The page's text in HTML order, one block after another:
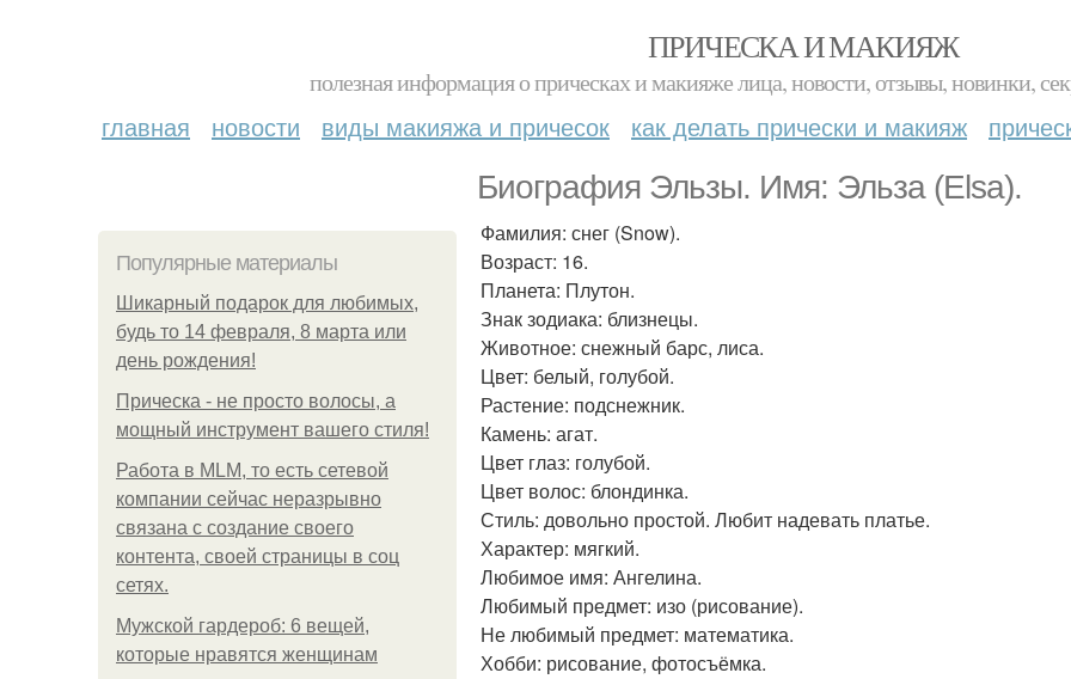
ПРИЧЕСКА И МАКИЯЖ
полезная информация о прическах и макияже лица, новости, отзывы, новинки,
главная новости виды макияжа и причесок как делать прически и макияж
Биография Эльзы. Имя: Эльза (Elsa).
Популярные материалы
Шикарный подарок для любимых,
будь то 14 февраля, 8 марта или
день рождения!
Прическа - не просто волосы, а
мощный инструмент вашего стиля!
Работа в MLM, то есть сетевой
компании сейчас неразрывно
связана с создание своего
контента, своей страницы в соц
сетях.
Мужской гардероб: 6 вещей,
которые нравятся женщинам
Фамилия: снег (Snow).
Возраст: 16.
Планета: Плутон.
Знак зодиака: близнецы.
Животное: снежный барс, лиса.
Цвет: белый, голубой.
Растение: подснежник.
Камень: агат.
Цвет глаз: голубой.
Цвет волос: блондинка.
Стиль: довольно простой. Любит надевать платье.
Характер: мягкий.
Любимое имя: Ангелина.
Любимый предмет: изо (рисование).
Не любимый предмет: математика.
Хобби: рисование, фотосъёмка.